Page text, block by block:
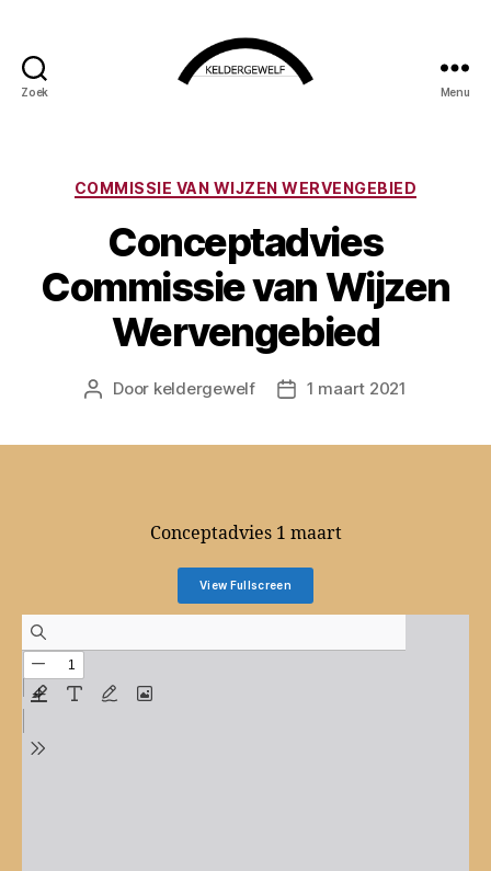
Zoek Menu
Categorieën
COMMISSIE VAN WIJZEN WERVENGEBIED
Conceptadvies
Commissie van Wijzen
Wervengebied
Berichtauteur
Door keldergewelf Berichtdatum
1 maart 2021
Conceptadvies 1 maart
View Fullscreen